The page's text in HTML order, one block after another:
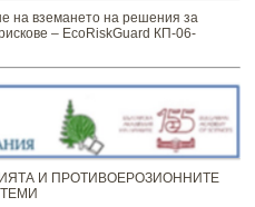
на вземането на решения за
– EcoRiskGuard КП-06-
И ПРОТИВОЕРОЗИОННИТЕ